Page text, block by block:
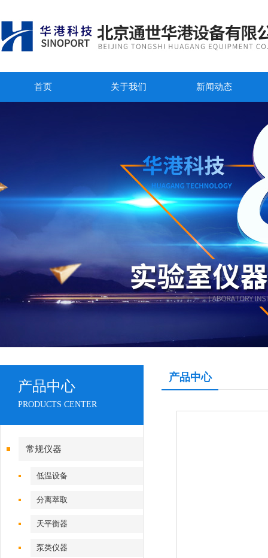
首页 关于我们 新闻动态
产品中心
PRODUCTS CENTER
常规仪器
低温设备
分离萃取
天平衡器
泵类仪器
产品中心